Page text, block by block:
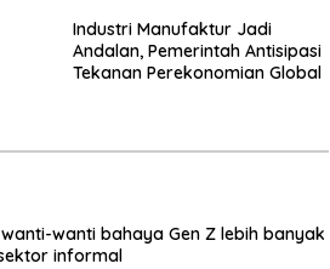
Industri Manufaktur Jadi
Andalan, Pemerintah Antisipasi
Tekanan Perekonomian Global
wanti bahaya Gen Z lebih banyak
informal